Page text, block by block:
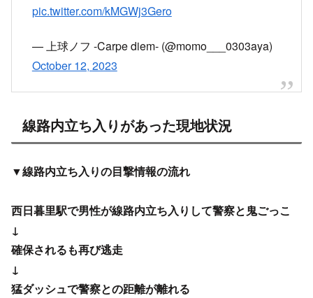
pic.twitter.com/kMGWj3Gero
— 上球ノフ -Carpe diem- (@momo___0303aya)
October 12, 2023
線路内立ち入りがあった現地状況
▼線路内立ち入りの目撃情報の流れ
西日暮里駅で男性が線路内立ち入りして警察と鬼ごっこ
↓
確保されるも再び逃走
↓
猛ダッシュで警察との距離が離れる